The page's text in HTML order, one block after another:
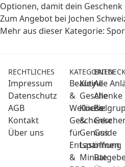
Optionen, damit dein
Zum Angebot bei Jochen
Mehr aus dieser Kategorie:
RECHTLICHES
Impressum
Datenschutz
AGB
Kontakt
Über uns
KATEGORIEN
Beauty
&
Wellness:
Geschenke
für
Entspannung
&
Kleine
Geschenke
Küche
&
Genuss
Last
Minute
Alle
Alle
Guide
öffnen